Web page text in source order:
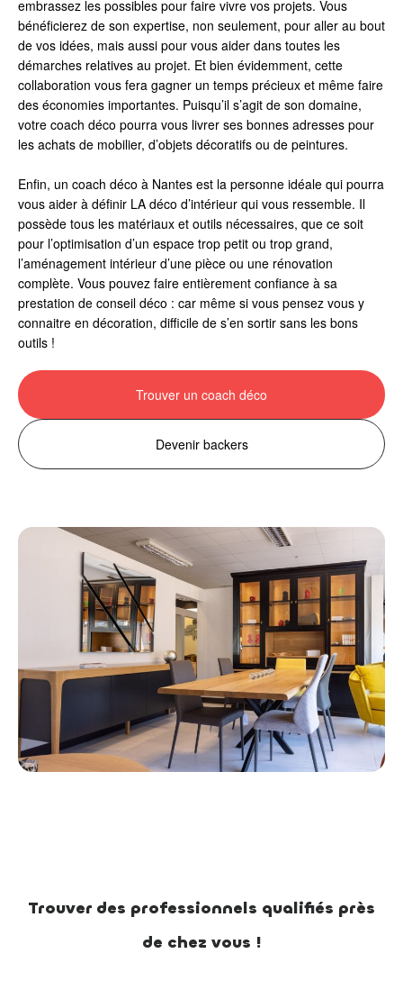
embrassez les possibles pour faire vivre vos projets. Vous
bénéficierez de son expertise, non seulement, pour aller au bout
de vos idées, mais aussi pour vous aider dans toutes les
démarches relatives au projet. Et bien évidemment, cette
collaboration vous fera gagner un temps précieux et même faire
des économies importantes. Puisqu’il s’agit de son domaine,
votre coach déco pourra vous livrer ses bonnes adresses pour
les achats de mobilier, d’objets décoratifs ou de peintures.
Enfin, un coach déco à Nantes est la personne idéale qui pourra
vous aider à définir LA déco d’intérieur qui vous ressemble. Il
possède tous les matériaux et outils nécessaires, que ce soit
pour l’optimisation d’un espace trop petit ou trop grand,
l’aménagement intérieur d’une pièce ou une rénovation
complète. Vous pouvez faire entièrement confiance à sa
prestation de conseil déco : car même si vous pensez vous y
connaitre en décoration, difficile de s’en sortir sans les bons
outils !
Trouver un coach déco
Devenir backers
Trouver des professionnels qualifiés près
de chez vous !